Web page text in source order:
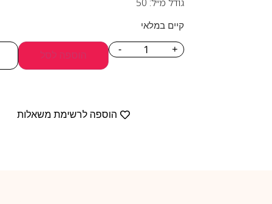
קיים במלאי
- +
הוספה לסל
הוספה לרשימת משאלות